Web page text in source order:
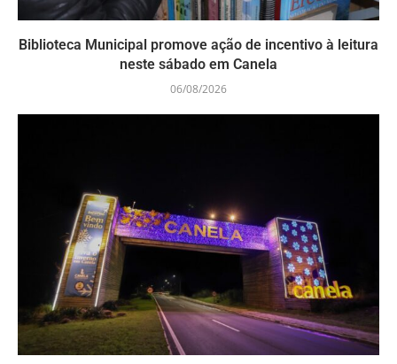
Biblioteca Municipal promove ação de incentivo à leitura
neste sábado em Canela
06/08/2026